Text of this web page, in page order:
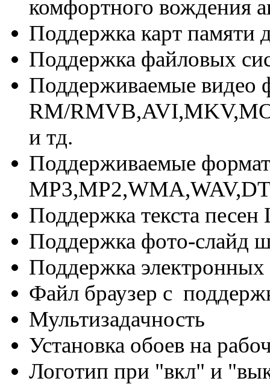
комфортного вождения
Поддержка карт памяти
Поддержка файловых
Поддерживаемые видео
RM/
и тд.
Поддерживаемые
Поддержка текста песен
Поддержка фото-слайд
Поддержка
Файл браузер с
Мультизадачность
Установка обоев на
Логотип при "вкл" и